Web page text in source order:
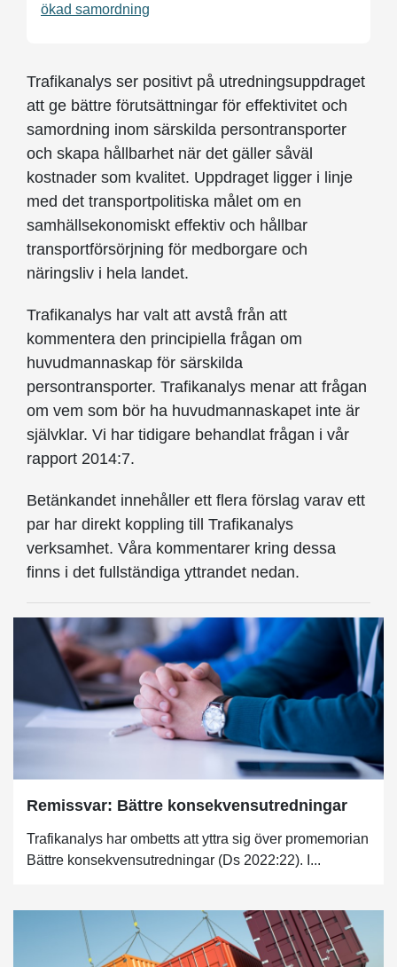
ökad samordning
Trafikanalys ser positivt på utredningsuppdraget
att ge bättre förutsättningar för effektivitet och
samordning inom särskilda persontransporter
och skapa hållbarhet när det gäller såväl
kostnader som kvalitet. Uppdraget ligger i linje
med det transportpolitiska målet om en
samhällsekonomiskt effektiv och hållbar
transportförsörjning för medborgare och
näringsliv i hela landet.
Trafikanalys har valt att avstå från att
kommentera den principiella frågan om
huvudmannaskap för särskilda
persontransporter. Trafikanalys menar att frågan
om vem som bör ha huvudmannaskapet inte är
självklar. Vi har tidigare behandlat frågan i vår
rapport 2014:7.
Betänkandet innehåller ett flera förslag varav ett
par har direkt koppling till Trafikanalys
verksamhet. Våra kommentarer kring dessa
finns i det fullständiga yttrandet nedan.
Remissvar: Bättre konsekvensutredningar
Trafikanalys har ombetts att yttra sig över promemorian
Bättre konsekvensutredningar (Ds 2022:22). I...